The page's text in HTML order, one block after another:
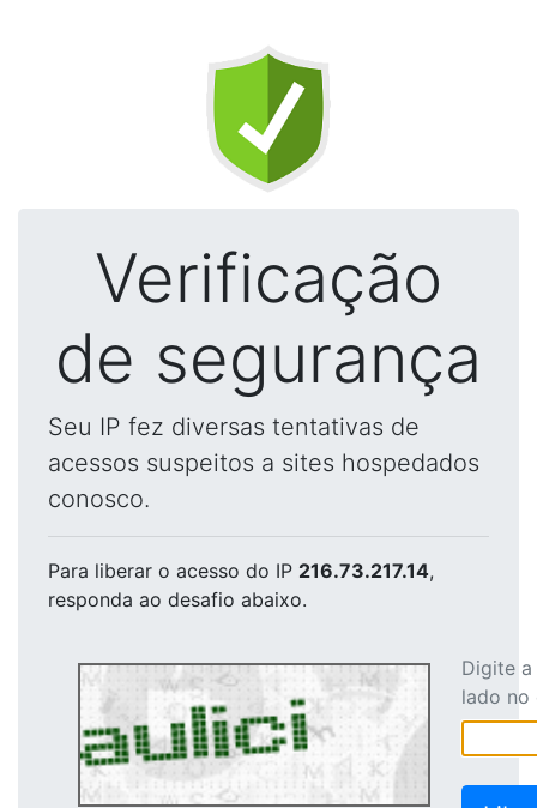
Verificação
de segurança
Seu IP fez diversas tentativas de
acessos suspeitos a sites hospedados
conosco.
Para liberar o acesso do IP 216.73.217.14,
responda ao desafio abaixo.
Digite
lado no